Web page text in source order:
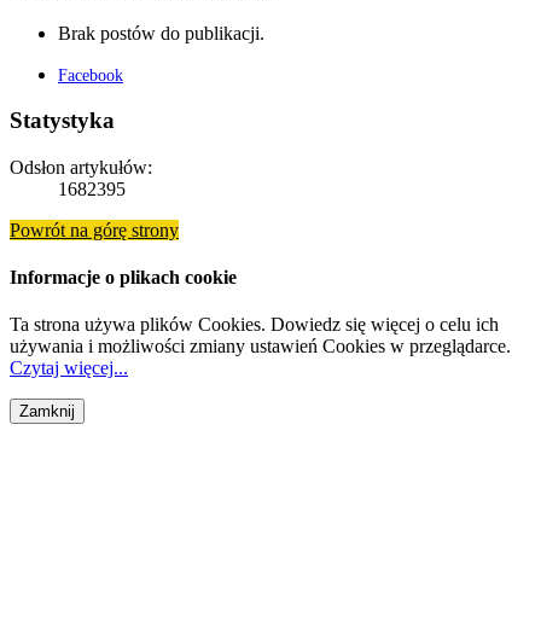
Brak postów do publikacji.
Facebook
Statystyka
Odsłon artykułów:
1682395
Powrót na górę strony
Informacje o plikach cookie
Ta strona używa plików Cookies. Dowiedz się więcej o celu ich
używania i możliwości zmiany ustawień Cookies w przeglądarce.
Czytaj więcej...